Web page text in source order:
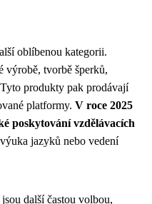
oblíbenou kategorii.
výrobě, tvorbě šperků,
produkty pak prodávají
platformy. V roce 2025
poskytování vzdělávacích
jazyků nebo vedení
další častou volbou,